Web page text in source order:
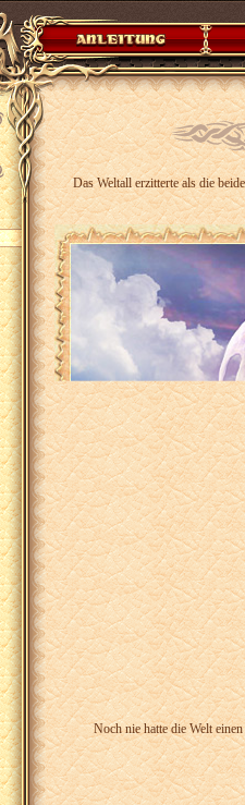
Das Weltall erzitterte als die
Noch nie hatte die Welt